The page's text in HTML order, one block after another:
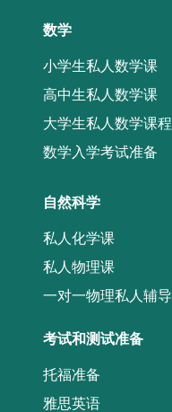
数学
小学生私人数学课
高中生私人数学课
大学生私人数学课程
数学入学考试准备
自然科学
私人化学课
私人物理课
一对一物理私人辅导
考试和测试准备
托福准备
雅思英语